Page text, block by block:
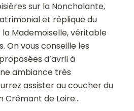
sur la Nonchalante,
et réplique du
la Mademoiselle, véritable
On vous conseille les
d’avril à
ambiance très
assister au coucher du
Crémant de Loire…